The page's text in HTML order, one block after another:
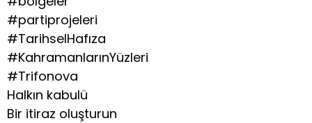
#partiprojeleri
#TarihselHafıza
#KahramanlarınYüzleri
#Trifonova
Halkın kabulü
Bir itiraz oluşturun